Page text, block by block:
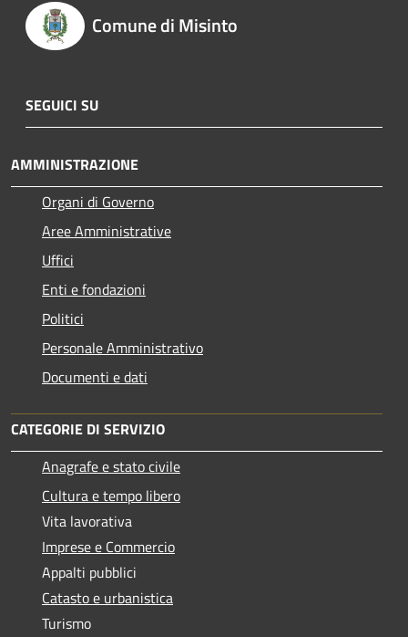
Comune di Misinto
SEGUICI SU
AMMINISTRAZIONE
Organi di Governo
Aree Amministrative
Uffici
Enti e fondazioni
Politici
Personale Amministrativo
Documenti e dati
CATEGORIE DI SERVIZIO
Anagrafe e stato civile
Cultura e tempo libero
Vita lavorativa
Imprese e Commercio
Appalti pubblici
Catasto e urbanistica
Turismo